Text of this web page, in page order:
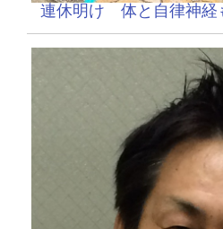
連休明け 体と自律神経